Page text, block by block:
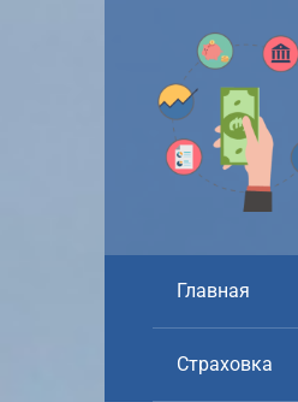
Главная
Страховка